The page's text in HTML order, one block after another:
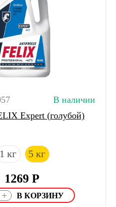
В наличии
Expert (голубой)
1 кг 5 кг
1269Р
+